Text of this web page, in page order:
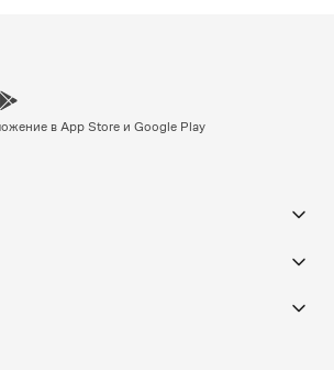
в App Store и Google Play